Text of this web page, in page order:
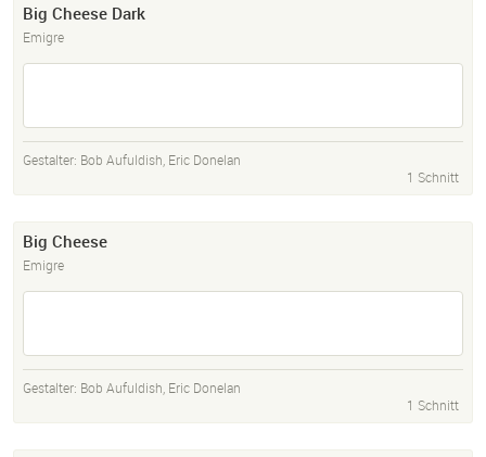
Big Cheese Dark
Emigre
Gestalter: Bob Aufuldish, Eric Donelan
1 Schnitt
Big Cheese
Emigre
Gestalter: Bob Aufuldish, Eric Donelan
1 Schnitt